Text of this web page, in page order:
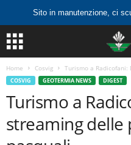
Sito in manutenzione, ci
Home Cosvig Turismo a
COSVIG GEOTERMIA NEWS DIGEST
Turismo a
streaming delle